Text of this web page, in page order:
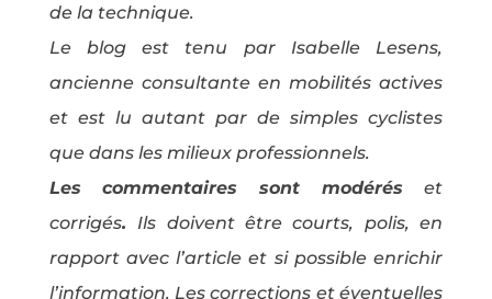
de la technique.
Le blog est tenu par Isabelle Lesens,
ancienne consultante en mobilités actives
et est lu autant par de simples cyclistes
que dans les milieux professionnels.
Les commentaires sont modéréset
corrigés. Ils doivent être courts, polis, en
rapport avec l’article et si possible enrichir
l’information. Les corrections et éventuelles